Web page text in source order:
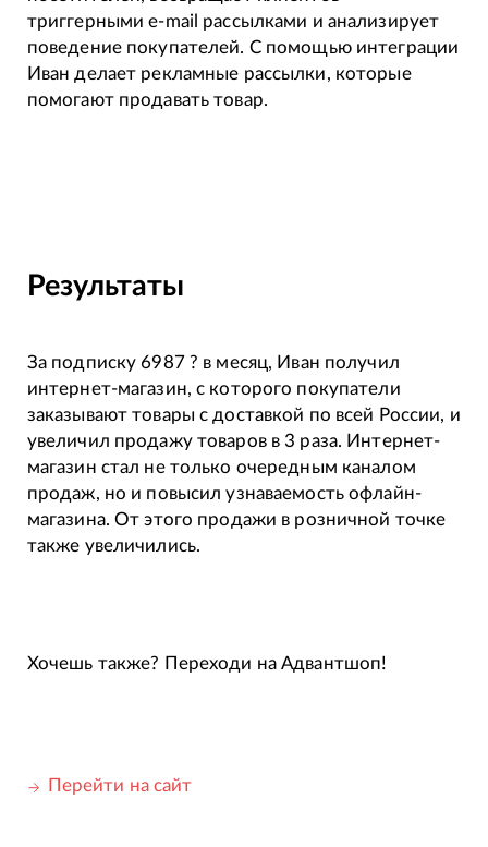
триггерными e-mail рассылками и анализирует
поведение покупателей. С помощью интеграции
Иван делает рекламные рассылки, которые
помогают продавать товар.
Результаты
За подписку 6987 ? в месяц, Иван получил
интернет-магазин, с которого покупатели
заказывают товары с доставкой по всей России, и
увеличил продажу товаров в 3 раза. Интернет-
магазин стал не только очередным каналом
продаж, но и повысил узнаваемость офлайн-
магазина. От этого продажи в розничной точке
также увеличились.
Хочешь также? Переходи на Адвантшоп!
Перейти на сайт